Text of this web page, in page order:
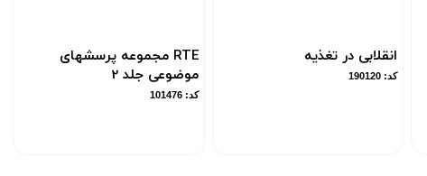
انقلابی در تغذیه
کد: 190120
RTE مجموعه پرسشهای
موضوعی جلد 2
کد: 101476